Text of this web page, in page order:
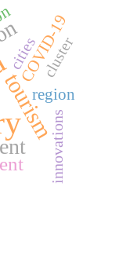
tourism
COVID-19
region
innovations
cluster
cities